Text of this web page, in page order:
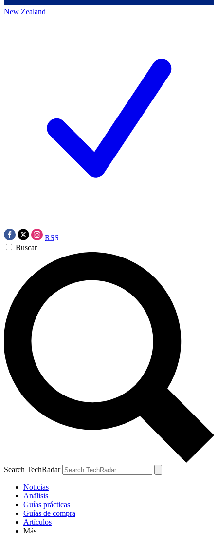
New Zealand
RSS
Buscar
Search TechRadar
Noticias
Análisis
Guías prácticas
Guías de compra
Artículos
Más